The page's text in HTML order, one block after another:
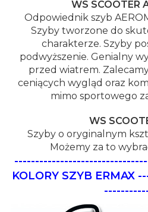
WS SCOOTER
Odpowiednik szyb
Szyby tworzone do
charakterze. Szyby
podwyższenie. Genialny
przed wiatrem.
ceniących wygląd oraz
mimo sportowego
WS
Szyby o oryginalnym
Możemy za to
KOLORY SZYB ERMAX